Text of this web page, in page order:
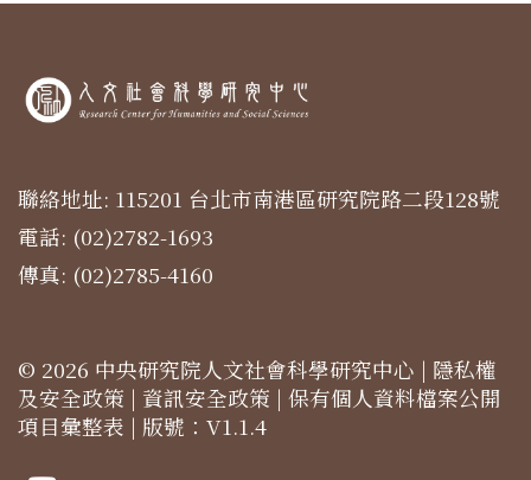
聯絡地址: 115201 台北市南港區研究院路二段128號
電話: (02)2782-1693
傳真: (02)2785-4160
© 2026 中央研究院人文社會科學研究中心 | 隱私權
及安全政策 | 資訊安全政策 | 保有個人資料檔案公開
項目彙整表 | 版號：V1.1.4